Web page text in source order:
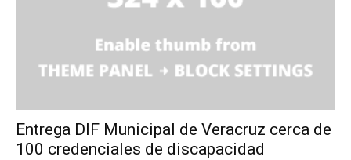
Entrega DIF Municipal de Veracruz cerca de
100 credenciales de discapacidad